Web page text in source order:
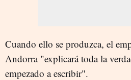
Cuando ello se produzca, el
Andorra "explicará toda la
empezado a escribir".